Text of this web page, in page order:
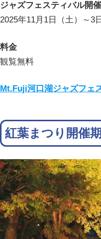
ジャズフェスティバル開
2025年11月1日（土）～3
料金
観覧無料
Mt.Fuji河口湖ジャズフェ
紅葉まつり開催